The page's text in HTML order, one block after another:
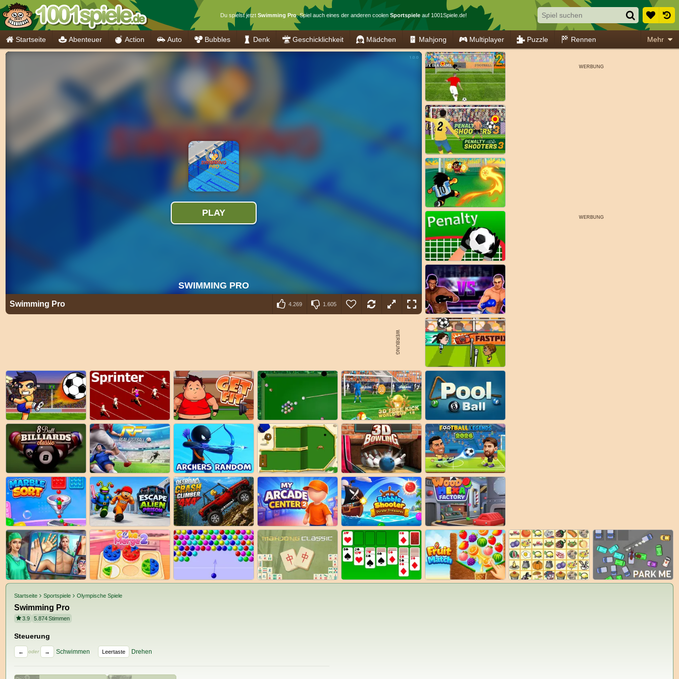
Du spielst jetzt Swimming Pro. Spiel auch eines der anderen coolen Sportspieleauf 1001Spiele.de!
Startseite Abenteuer Action Auto Bubbles Denk Geschicklichkeit Mädchen Mahjong Multiplayer Puzzle Rennen Mehr
Swimming Pro 4.269 1.605
Startseite Sportspiele Olympische Spiele
Swimming Pro
3.9 5.874Stimmen
Steuerung
← oder → Schwimmen Leertaste Drehen